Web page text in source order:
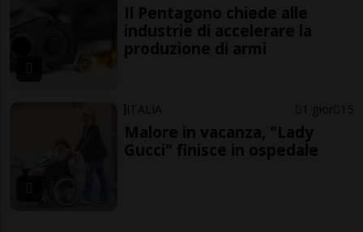
Il Pentagono chiede alle
industrie di accelerare la
produzione di armi
ITALIA 1 gior 15
Malore in vacanza, "Lady
Gucci" finisce in ospedale